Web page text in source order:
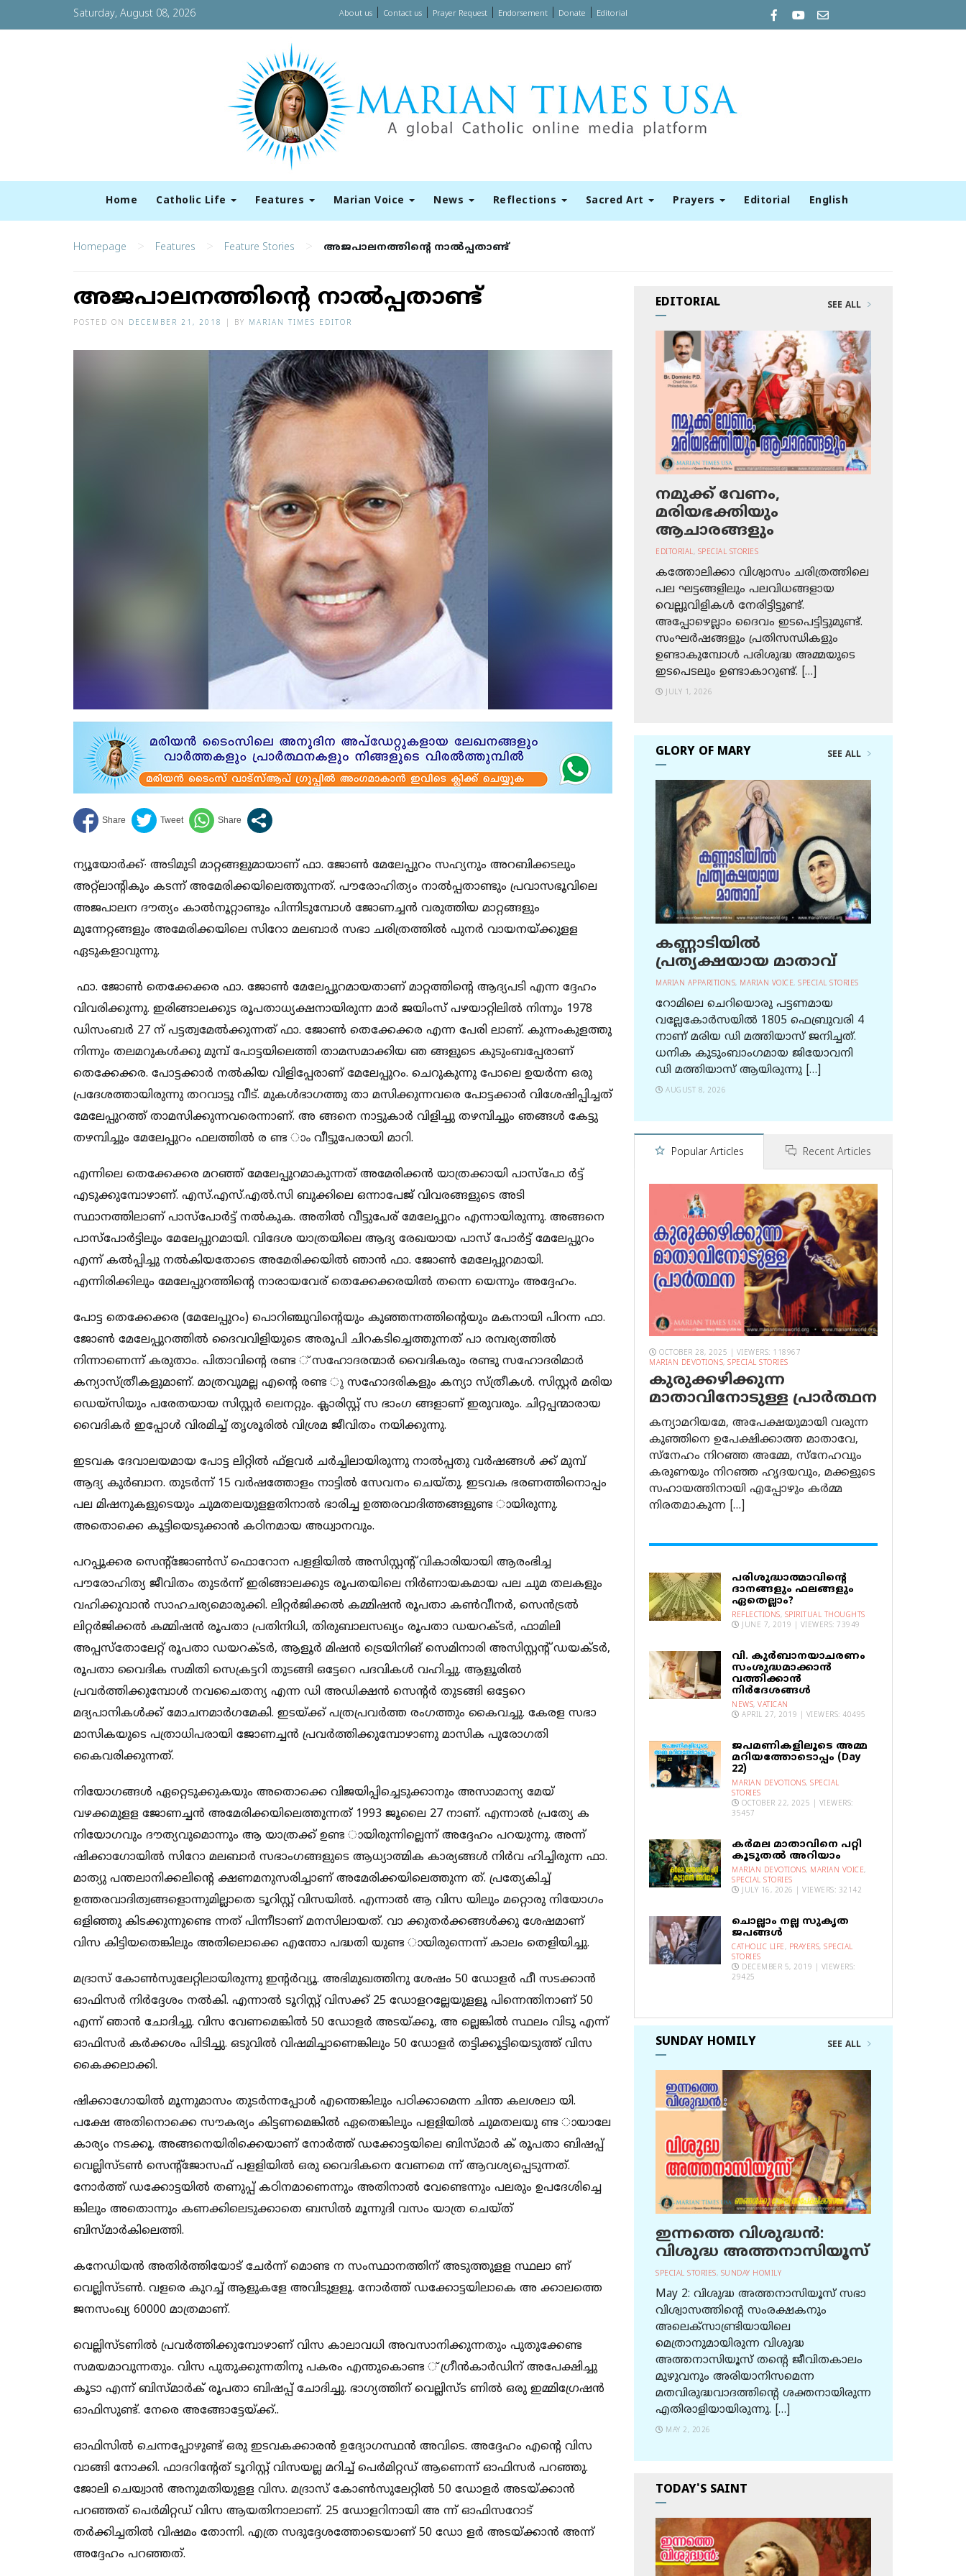
Saturday, August 08, 2026 About us| Contact us| Prayer Request| Endorsement| Donate Editorial
Home Catholic Life Features Marian Voice News Reflections Sacred Art Prayers Editorial English
Homepage > Features > Feature Stories > അജപാലനത്തിന്റെ നാൽപ്പതാണ്ട്
അജപാലനത്തിന്റെ നാൽപ്പതാണ്ട്
POSTED ON DECEMBER 21, 2018 BY MARIAN TIMES EDITOR
ന്യൂയോർക്ക്∙ അടിമുടി മാറ്റങ്ങളുമായാണ് ഫാ. ജോൺ മേലേപ്പുറം സഹ്യനും അറബിക്കടലും
അറ്റ്ലാന്റികും കടന്ന് അമേരിക്കയിലെത്തുന്നത്. പൗരോഹിത്യം നാൽപ്പതാണ്ടും പ്രവാസഭൂവിലെ
അജപാലന ദൗത്യം കാൽനൂറ്റാണ്ടും പിന്നിടുമ്പോൾ ജോണച്ചൻ വരുത്തിയ മാറ്റങ്ങളും
മുന്നേറ്റങ്ങളും അമേരിക്കയിലെ സിറോ മലബാർ സഭാ ചരിത്രത്തിൽ പുനർ വായനയ്ക്കുളള
ഏടുകളാവുന്നു.
ഫാ. ജോൺ തെക്കേക്കര ഫാ. ജോൺ മേലേപ്പുറമായതാണ് മാറ്റത്തിന്റെ ആദ്യപടി എന്ന ദ്ദേഹം
വിവരിക്കുന്നു. ഇരിങ്ങാലക്കുട രൂപതാധ്യക്ഷനായിരുന്ന മാർ ജയിംസ് പഴയാറ്റിലിൽ നിന്നും 1978
ഡിസംബർ 27 ന് പട്ടത്വമേൽക്കുന്നത് ഫാ. ജോൺ തെക്കേക്കര എന്ന പേരി ലാണ്. കുന്നംകുളത്തു
നിന്നും തലമറുകൾക്കു മുമ്പ് പോട്ടയിലെത്തി താമസമാക്കിയ ഞ ങ്ങളുടെ കുടുംബപ്പേരാണ്
തെക്കേക്കര. പോട്ടക്കാർ നൽകിയ വിളിപ്പേരാണ് മേലേപ്പുറം. ചെറുകുന്നു പോലെ ഉയർന്ന ഒരു
പ്രദേശത്തായിരുന്നു തറവാട്ടു വീട്. മുകൾഭാഗത്തു താ മസിക്കുന്നവരെ പോട്ടക്കാർ വിശേഷിപ്പിച്ചത്
മേലേപ്പുറത്ത് താമസിക്കുന്നവരെന്നാണ്. അ ങ്ങനെ നാട്ടുകാർ വിളിച്ചു തഴമ്പിച്ചും ഞങ്ങൾ കേട്ടു
തഴമ്പിച്ചും മേലേപ്പുറം ഫലത്തിൽ ര ണ്ട ാം വീട്ടുപേരായി മാറി.
എന്നിലെ തെക്കേക്കര മറഞ്ഞ് മേലേപ്പുറമാകുന്നത് അമേരിക്കൻ യാത്രക്കായി പാസ്പോ ർട്ട്
എടുക്കുമ്പോഴാണ്. എസ്.എസ്.എൽ.സി ബുക്കിലെ ഒന്നാപേജ് വിവരങ്ങളുടെ അടി
സ്ഥാനത്തിലാണ് പാസ്പോർട്ട് നൽകുക. അതിൽ വീട്ടുപേര് മേലേപ്പുറം എന്നായിരുന്നു. അങ്ങനെ
പാസ്പോർട്ടിലും മേലേപ്പുറമായി. വിദേശ യാത്രയിലെ ആദ്യ രേഖയായ പാസ് പോർട്ട് മേലേപ്പുറം
എന്ന് കൽപ്പിച്ചു നൽകിയതോടെ അമേരിക്കയിൽ ഞാൻ ഫാ. ജോൺ മേലേപ്പുറമായി.
എന്നിരിക്കിലും മേലേപ്പുറത്തിന്റെ നാരായവേര് തെക്കേക്കരയിൽ തന്നെ യെന്നും അദ്ദേഹം.
പോട്ട തെക്കേക്കര (മേലേപ്പുറം) പൊറിഞ്ചുവിന്റെയും കുഞ്ഞന്നത്തിന്റെയും മകനായി പിറന്ന ഫാ.
ജോൺ മേലേപ്പുറത്തിൽ ദൈവവിളിയുടെ അരൂപി ചിറകടിച്ചെത്തുന്നത് പാ രമ്പര്യത്തിൽ
നിന്നാണെന്ന് കരുതാം. പിതാവിന്റെ രണ്ട ് സഹോദരന്മാർ വൈദികരും രണ്ടു സഹോദരിമാർ
കന്യാസ്ത്രീകളുമാണ്. മാത്രവുമല്ല എന്റെ രണ്ട ു സഹോദരികളും കന്യാ സ്ത്രീകൾ. സിസ്റ്റർ മരിയ
ഡെയ്സിയും പരേതയായ സിസ്റ്റർ ലെനറ്റും. ക്ലാരിസ്റ്റ് സ ഭാംഗ ങ്ങളാണ് ഇരുവരും. ചിറ്റപ്പന്മാരായ
വൈദികർ ഇപ്പോൾ വിരമിച്ച് തൃശൂരിൽ വിശ്രമ ജീവിതം നയിക്കുന്നു.
ഇടവക ദേവാലയമായ പോട്ട ലിറ്റിൽ ഫ്ളവർ ചർച്ചിലായിരുന്നു നാൽപ്പതു വർഷങ്ങൾ ക്ക് മുമ്പ്
ആദ്യ കുർബാന. തുടർന്ന് 15 വർഷത്തോളം നാട്ടിൽ സേവനം ചെയ്തു. ഇടവക ഭരണത്തിനൊപ്പം
പല മിഷനുകളുടെയും ചുമതലയുളളതിനാൽ ഭാരിച്ച ഉത്തരവാദിത്തങ്ങളുണ്ട ായിരുന്നു.
അതൊക്കെ കൂട്ടിയെടുക്കാൻ കഠിനമായ അധ്വാനവും.
പറപ്പൂക്കര സെന്റ്ജോൺസ് ഫൊറോന പളളിയിൽ അസിസ്റ്റന്റ് വികാരിയായി ആരംഭിച്ച
പൗരോഹിത്യ ജീവിതം തുടർന്ന് ഇരിങ്ങാലക്കുട രൂപതയിലെ നിർണായകമായ പല ചുമ തലകളും
വഹിക്കുവാൻ സാഹചര്യമൊരുക്കി. ലിറ്റർജിക്കൽ കമ്മിഷൻ രൂപതാ കൺവീനർ, സെൻട്രൽ
ലിറ്റർജിക്കൽ കമ്മിഷൻ രൂപതാ പ്രതിനിധി, തിരുബാലസഖ്യം രൂപതാ ഡയറക്ടർ, ഫാമിലി
അപ്പസ്തോലേറ്റ് രൂപതാ ഡയറക്ടർ, ആളൂർ മിഷൻ ട്രെയിനിങ് സെമിനാരി അസിസ്റ്റന്റ് ഡയക്ടർ,
രൂപതാ വൈദിക സമിതി സെക്രട്ടറി തുടങ്ങി ഒട്ടേറെ പദവികൾ വഹിച്ചു. ആളൂരിൽ
പ്രവർത്തിക്കുമ്പോൾ നവചൈതന്യ എന്ന ഡി അഡിക്ഷൻ സെന്റർ തുടങ്ങി ഒട്ടേറെ
മദ്യപാനികൾക്ക് മോചനമാർഗമേകി. ഇടയ്ക്ക് പത്രപ്രവർത്ത രംഗത്തും കൈവച്ചു. കേരള സഭാ
മാസികയുടെ പത്രാധിപരായി ജോണച്ചൻ പ്രവർത്തിക്കുമ്പോഴാണു മാസിക പുരോഗതി
കൈവരിക്കുന്നത്.
നിയോഗങ്ങൾ ഏറ്റെടുക്കുകയും അതൊക്കെ വിജയിപ്പിച്ചെടുക്കാനും അസാമാന്യ മേയ്
വഴക്കമുളള ജോണച്ചൻ അമേരിക്കയിലെത്തുന്നത് 1993 ജൂലൈ 27 നാണ്. എന്നാൽ പ്രത്യേ ക
നിയോഗവും ദൗത്യവുമൊന്നും ആ യാത്രക്ക് ഉണ്ട ായിരുന്നില്ലെന്ന് അദ്ദേഹം പറയുന്നു. അന്ന്
ഷിക്കാഗോയിൽ സിറോ മലബാർ സഭാംഗങ്ങളുടെ ആധ്യാത്മിക കാര്യങ്ങൾ നിർവ ഹിച്ചിരുന്ന ഫാ.
മാത്യു പന്തലാനിക്കലിന്റെ ക്ഷണമനുസരിച്ചാണ് അമേരിക്കയിലെത്തുന്ന ത്. പ്രത്യേകിച്ച്
ഉത്തരവാദിത്വങ്ങളൊന്നുമില്ലാതെ ടൂറിസ്റ്റ് വിസയിൽ. എന്നാൽ ആ വിസ യിലും മറ്റൊരു നിയോഗം
ഒളിഞ്ഞു കിടക്കുന്നുണ്ടെ ന്നത് പിന്നീടാണ് മനസിലായത്. വാ ക്കുതർക്കങ്ങൾക്കു ശേഷമാണ്
വിസ കിട്ടിയതെങ്കിലും അതിലൊക്കെ എന്തോ പദ്ധതി യുണ്ട ായിരുന്നെന്ന് കാലം തെളിയിച്ചു.
മദ്രാസ് കോൺസുലേറ്റിലായിരുന്നു ഇന്റർവ്യൂ. അഭിമുഖത്തിനു ശേഷം 50 ഡോളർ ഫീ സടക്കാൻ
ഓഫിസർ നിർദ്ദേശം നൽകി. എന്നാൽ ടൂറിസ്റ്റ് വിസക്ക് 25 ഡോളറല്ലേയുളളൂ പിന്നെന്തിനാണ് 50
എന്ന് ഞാൻ ചോദിച്ചു. വിസ വേണമെങ്കിൽ 50 ഡോളർ അടയ്ക്കൂ, അ ല്ലെങ്കിൽ സ്ഥലം വിടൂ എന്ന്
ഓഫിസർ കർക്കശം പിടിച്ചു. ഒടുവിൽ വിഷമിച്ചാണെങ്കിലും 50 ഡോളർ തട്ടിക്കൂട്ടിയെടുത്ത് വിസ
കൈക്കലാക്കി.
ഷിക്കാഗോയിൽ മൂന്നുമാസം തുടർന്നപ്പോൾ എന്തെങ്കിലും പഠിക്കാമെന്ന ചിന്ത കലശലാ യി.
പക്ഷേ അതിനൊക്കെ സൗകര്യം കിട്ടണമെങ്കിൽ ഏതെങ്കിലും പളളിയിൽ ചുമതലയു ണ്ട ായാലേ
കാര്യം നടക്കൂ. അങ്ങനെയിരിക്കെയാണ് നോർത്ത് ഡക്കോട്ടയിലെ ബിസ്മാർ ക് രൂപതാ ബിഷപ്പ്
വെല്ലിസ്ടൺ സെന്റ്ജോസഫ് പളളിയിൽ ഒരു വൈദികനെ വേണമെ ന്ന് ആവശ്യപ്പെടുന്നത്.
നോർത്ത് ഡക്കോട്ടയിൽ തണുപ്പ് കഠിനമാണെന്നും അതിനാൽ വേണ്ടെന്നും പലരും ഉപദേശിച്ചെ
ങ്കിലും അതൊന്നും കണക്കിലെടുക്കാതെ ബസിൽ മൂന്നുദി വസം യാത്ര ചെയ്ത്
ബിസ്മാർകിലെത്തി.
കനേഡിയൻ അതിർത്തിയോട് ചേർന്ന് മൊണ്ട ന സംസ്ഥാനത്തിന് അടുത്തുളള സ്ഥലാ ണ്
വെല്ലിസ്ടൺ. വളരെ കുറച്ച് ആളുകളേ അവിടുളളൂ. നോർത്ത് ഡക്കോട്ടയിലാകെ അ ക്കാലത്തെ
ജനസംഖ്യ 60000 മാത്രമാണ്.
വെല്ലിസ്ടണിൽ പ്രവർത്തിക്കുമ്പോഴാണ് വിസ കാലാവധി അവസാനിക്കുന്നതും പുതുക്കേണ്ട
സമയമാവുന്നതും. വിസ പുതുക്കുന്നതിനു പകരം എന്തുകൊണ്ട ് ഗ്രീൻകാർഡിന് അപേക്ഷിച്ചു
കൂടാ എന്ന് ബിസ്മാർക് രൂപതാ ബിഷപ്പ് ചോദിച്ചു. ഭാഗ്യത്തിന് വെല്ലിസ്ട ണിൽ ഒരു ഇമ്മിഗ്രേഷൻ
ഓഫിസുണ്ട്. നേരെ അങ്ങോട്ടേയ്ക്ക്..
ഓഫിസിൽ ചെന്നപ്പോഴുണ്ട് ഒരു ഇടവകക്കാരൻ ഉദ്യോഗസ്ഥൻ അവിടെ. അദ്ദേഹം എന്റെ വിസ
വാങ്ങി നോക്കി. ഫാദറിന്റേത് ടൂറിസ്റ്റ് വിസയല്ല മറിച്ച് പെർമിറ്റഡ് ആണെന്ന് ഓഫിസർ പറഞ്ഞു.
ജോലി ചെയ്വാൻ അനുമതിയുളള വിസ. മദ്രാസ് കോൺസുലേറ്റിൽ 50 ഡോളർ അടയ്ക്കാൻ
പറഞ്ഞത് പെർമിറ്റഡ് വിസ ആയതിനാലാണ്. 25 ഡോളറിനായി അ ന്ന് ഓഫിസറോട്
തർക്കിച്ചതിൽ വിഷമം തോന്നി. എത്ര സദുദ്ദേശത്തോടെയാണ് 50 ഡോ ളർ അടയ്ക്കാൻ അന്ന്
അദ്ദേഹം പറഞ്ഞത്.
EDITORIAL SEE ALL
നമുക്ക് വേണം,
മരിയഭക്തിയും
ആചാരങ്ങളും
EDITORIAL, SPECIAL STORIES
കത്തോലിക്കാ വിശ്വാസം ചരിത്രത്തിലെ
പല ഘട്ടങ്ങളിലും പലവിധങ്ങളായ
വെല്ലുവിളികള്‍ നേരിട്ടിട്ടുണ്ട്.
അപ്പോഴെല്ലാം ദൈവം ഇടപെട്ടിട്ടുമുണ്ട്.
സംഘര്‍ഷങ്ങളും പ്രതിസന്ധികളും
ഉണ്ടാകുമ്പോള്‍ പരിശുദ്ധ അമ്മയുടെ
ഇടപെടലും ഉണ്ടാകാറുണ്ട്. […]
JULY 1, 2026
GLORY OF MARY SEE ALL
കണ്ണാടിയില്‍
പ്രത്യക്ഷയായ മാതാവ്
MARIAN APPARITIONS, MARIAN VOICE, SPECIAL STORIES
റോമിലെ ചെറിയൊരു പട്ടണമായ
വല്ലേകോര്‍സയില്‍ 1805 ഫെബ്രുവരി 4
നാണ് മരിയ ഡി മത്തിയാസ് ജനിച്ചത്.
ധനിക കുടുംബാംഗമായ ജിയോവനി
ഡി മത്തിയാസ് ആയിരുന്നു […]
AUGUST 8, 2026
Popular Articles Recent Articles
OCTOBER 28, 2025 | VIEWERS: 118967
MARIAN DEVOTIONS, SPECIAL STORIES
കുരുക്കഴിക്കുന്ന
മാതാവിനോടുള്ള പ്രാര്‍ത്ഥന
കന്യാമറിയമേ, അപേക്ഷയുമായി വരുന്ന
കുഞ്ഞിനെ ഉപേക്ഷിക്കാത്ത മാതാവേ,
സ്നേഹം നിറഞ്ഞ അമ്മേ, സ്നേഹവും
കരുണയും നിറഞ്ഞ ഹൃദയവും, മക്കളുടെ
സഹായത്തിനായി എപ്പോഴും കർമ്മ
നിരതമാകുന്ന […]
പരിശുദ്ധാത്മാവിന്റെ
ദാനങ്ങളും ഫലങ്ങളും
ഏതെല്ലാം?
REFLECTIONS, SPIRITUAL THOUGHTS
JUNE 7, 2019 | VIEWERS: 73949
വി. കുര്‍ബാനയാചരണം
സംശുദ്ധമാക്കാന്‍
വത്തിക്കാന്‍
നിര്‍ദേശങ്ങള്‍
NEWS, VATICAN
APRIL 27, 2019 | VIEWERS: 40495
ജപമണികളിലൂടെ അമ്മ
മറിയത്തോടൊപ്പം (Day
22)
MARIAN DEVOTIONS, SPECIAL
STORIES
OCTOBER 22, 2025 | VIEWERS:
35457
കര്‍മല മാതാവിനെ പറ്റി
കൂടുതല്‍ അറിയാം
MARIAN DEVOTIONS, MARIAN VOICE,
SPECIAL STORIES
JULY 16, 2026 | VIEWERS: 32142
ചൊല്ലാം നല്ല സുകൃത
ജപങ്ങൾ
CATHOLIC LIFE, PRAYERS, SPECIAL
STORIES
DECEMBER 5, 2019 | VIEWERS:
29425
SUNDAY HOMILY SEE ALL
ഇന്നത്തെ വിശുദ്ധന്‍:
വിശുദ്ധ അത്തനാസിയൂസ്
SPECIAL STORIES, SUNDAY HOMILY
May 2: വിശുദ്ധ അത്തനാസിയൂസ് സഭാ
വിശ്വാസത്തിന്റെ സംരക്ഷകനും
അലെക്സാണ്ട്രിയായിലെ
മെത്രാനുമായിരുന്ന വിശുദ്ധ
അത്തനാസിയൂസ് തന്റെ ജീവിതകാലം
മുഴുവനും അരിയാനിസമെന്ന
മതവിരുദ്ധവാദത്തിന്റെ ശക്തനായിരുന്ന
എതിരാളിയായിരുന്നു. […]
MAY 2, 2026
TODAY'S SAINT